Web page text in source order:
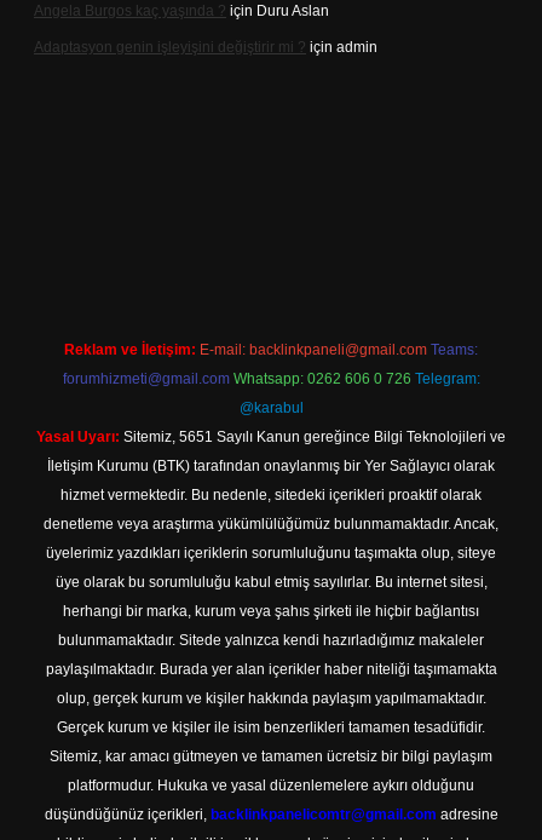
Angela Burgos kaç yaşında ? için Duru Aslan
Adaptasyon genin işleyişini değiştirir mi ? için admin
Reklam ve İletişim: E-mail: backlinkpaneli@gmail.com Teams:
forumhizmeti@gmail.com Whatsapp: 0262 606 0 726 Telegram:
@karabul
Yasal Uyarı: Sitemiz, 5651 Sayılı Kanun gereğince Bilgi Teknolojileri ve
İletişim Kurumu (BTK) tarafından onaylanmış bir Yer Sağlayıcı olarak
hizmet vermektedir. Bu nedenle, sitedeki içerikleri proaktif olarak
denetleme veya araştırma yükümlülüğümüz bulunmamaktadır. Ancak,
üyelerimiz yazdıkları içeriklerin sorumluluğunu taşımakta olup, siteye
üye olarak bu sorumluluğu kabul etmiş sayılırlar. Bu internet sitesi,
herhangi bir marka, kurum veya şahıs şirketi ile hiçbir bağlantısı
bulunmamaktadır. Sitede yalnızca kendi hazırladığımız makaleler
paylaşılmaktadır. Burada yer alan içerikler haber niteliği taşımamakta
olup, gerçek kurum ve kişiler hakkında paylaşım yapılmamaktadır.
Gerçek kurum ve kişiler ile isim benzerlikleri tamamen tesadüfidir.
Sitemiz, kar amacı gütmeyen ve tamamen ücretsiz bir bilgi paylaşım
platformudur. Hukuka ve yasal düzenlemelere aykırı olduğunu
düşündüğünüz içerikleri, backlinkpanelicomtr@gmail.com adresine